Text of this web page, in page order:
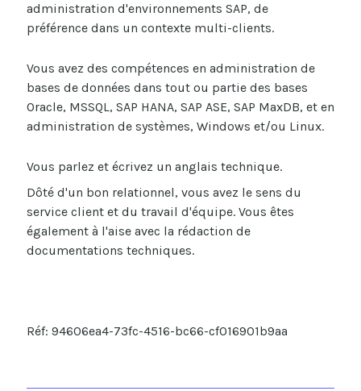
administration d'environnements SAP, de
préférence dans un contexte multi-clients.
Vous avez des compétences en administration de
bases de données dans tout ou partie des bases
Oracle, MSSQL, SAP HANA, SAP ASE, SAP MaxDB, et en
administration de systèmes, Windows et/ou Linux.
Vous parlez et écrivez un anglais technique.
Dôté d'un bon relationnel, vous avez le sens du
service client et du travail d'équipe. Vous êtes
également à l'aise avec la rédaction de
documentations techniques.
Réf: 94606ea4-73fc-4516-bc66-cf016901b9aa